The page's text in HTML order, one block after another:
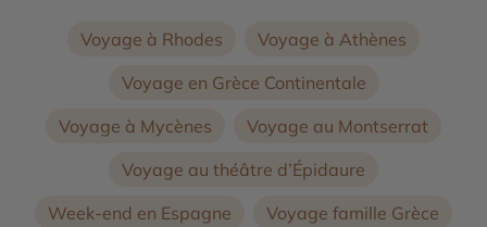
Voyage à Rhodes
Voyage à Athènes
Voyage en Grèce Continentale
Voyage à Mycènes
Voyage au Montserrat
Voyage au théâtre d’Épidaure
Week-end en Espagne
Voyage famille Grèce